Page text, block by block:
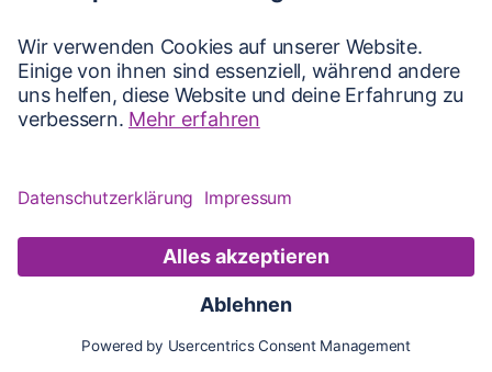
Karte Updates Konto
Karte